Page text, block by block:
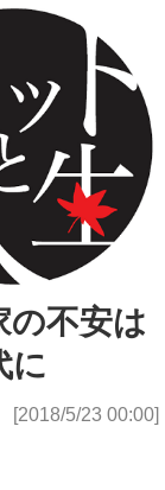
の不安は
に
[2018/5/23 00:00]